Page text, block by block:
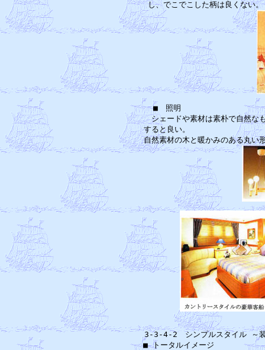
■
シェードや素材は素朴で自然な
する
3-3-4-2　シンプルス
■ トー